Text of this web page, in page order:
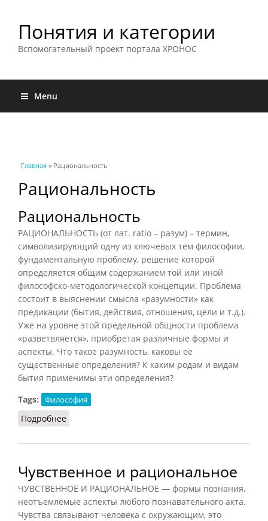
Понятия и категории
Вспомогательный проект портала ХРОНОС
Menu
Вы здесь
Главная » Рациональность
Рациональность
Рациональность
РАЦИОНАЛЬНОСТЬ (от лат. ratio – разум) – термин,
символизирующий одну из ключевых тем философии,
фундаментальную проблему, решение которой
определяется общим содержанием той или иной
философско-методологической концепции. Проблема
состоит в выяснении смысла «разумности» как
предикации (бытия, действия, отношения, цели и т.д.).
Уже на уровне этой предельной общности проблема
«разветвляется», приобретая различные формы и
аспекты. Что такое разумность, каковы ее
существенные определения? К каким родам и видам
бытия применимы эти определения?
Tags:
Философия
Подробнее
Чувственное и рациональное
ЧУВСТВЕННОЕ И РАЦИОНАЛЬНОЕ — формы познания,
неотъемлемые аспекты любого познавательного акта.
Чувства связывают человека с окружающим, это